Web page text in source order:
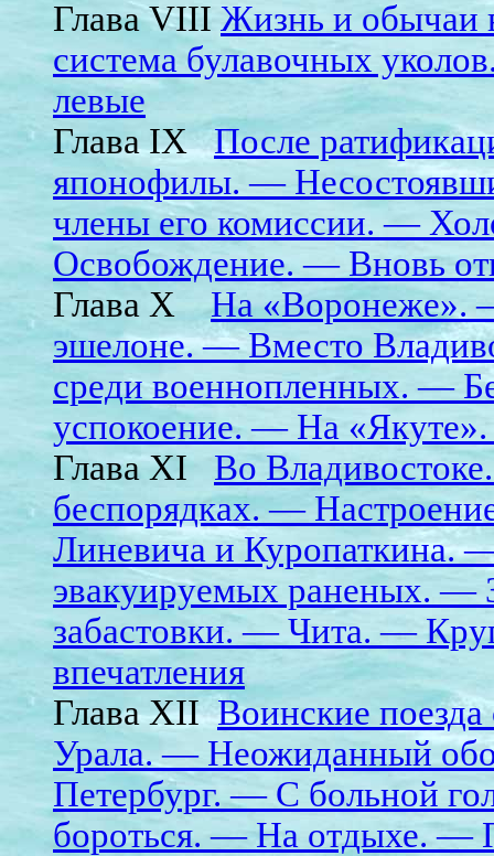
Глава VIII Жизнь и обычаи
система булавочных
левые
Глава IXПосле
японофилы. —
члены его комиссии. —
Освобождение. — Вновь
Глава XНа «Воронеже».
эшелоне. — Вместо
среди военнопленных. —
успокоение. — На
Глава XI Во
беспорядках. —
Линевича и Куропаткина.
эвакуируемых раненых. —
забастовки. — Чита. —
впечатления
Глава XIIВоинские
Урала. — Неожиданный
Петербург. — С больной
бороться. — На отдыхе. —